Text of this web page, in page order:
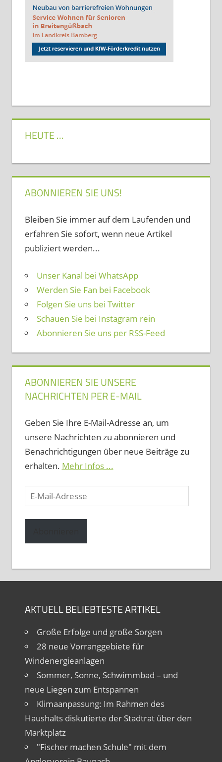
HEUTE …
ABONNIEREN SIE UNS!
Bleiben Sie immer auf dem Laufenden und
erfahren Sie sofort, wenn neue Artikel
publiziert werden...
Unser Kanal bei WhatsApp
Werden Sie Fan bei Facebook
Folgen Sie uns bei Twitter
Schauen Sie bei Instagram rein
Abonnieren Sie uns per RSS-Feed
ABONNIEREN SIE UNSERE
NACHRICHTEN PER E-MAIL
Geben Sie Ihre E-Mail-Adresse an, um
unsere Nachrichten zu abonnieren und
Benachrichtigungen über neue Beiträge zu
erhalten. Mehr Infos ...
E-
Mail-
Adresse
AKTUELL BELIEBTESTE ARTIKEL
Große Erfolge und große Sorgen
28 neue Vorranggebiete für
Windenergieanlagen
Sommer, Sonne, Schwimmbad – und
neue Liegen zum Entspannen
Klimaanpassung: Im Rahmen des
Haushalts diskutierte der Stadtrat über den
Marktplatz
"Fischer machen Schule" mit dem